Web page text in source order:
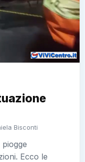
Bisconti
Ecco le